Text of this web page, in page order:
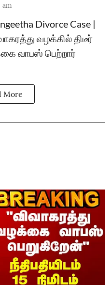
am
Divorce Case |
வழக்கில் திடீர்
வாபஸ் பெற்றார்
More